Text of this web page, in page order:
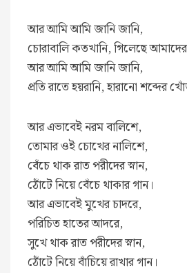
আর আমি আমি জানি জানি,
চোরাবালি কতখানি, গিলেছে
আর আমি আমি জানি জানি,
প্রতি রাতে হয়রানি, হারানো শব্দের
আর এভাবেই নরম বালিশে,
তোমার ওই চোখের নালিশে,
বেঁচে থাক রাত পরীদের স্নান,
ঠোঁটে নিয়ে বেঁচে থাকার গান।
আর এভাবেই মুখের চাদরে,
পরিচিত হাতের আদরে,
সুখে থাক রাত পরীদের স্নান,
ঠোঁটে নিয়ে বাঁচিয়ে রাখার গান।